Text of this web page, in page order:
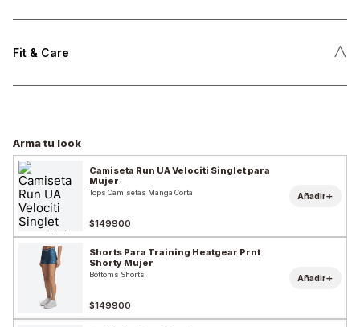
Fit & Care ˄
Arma tu look
Camiseta Run UA Velociti Singlet para
Mujer
Tops Camisetas Manga Corta
$149900
Añadir+
Shorts Para Training Heatgear Prnt
Shorty Mujer
Bottoms Shorts
$149900
Añadir+